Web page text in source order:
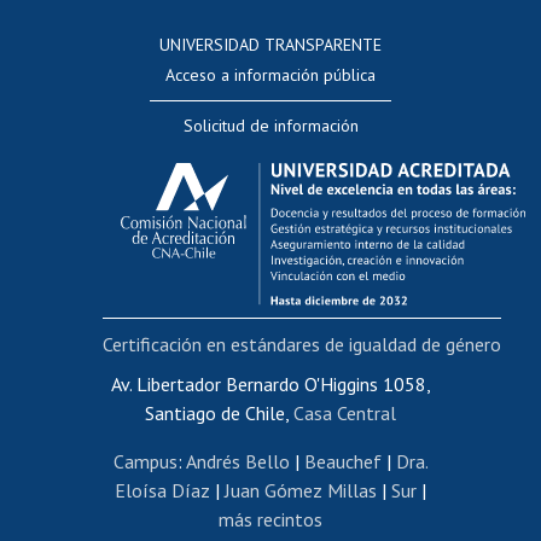
Evaluación docente
Calificación académica
Postulación al AUCAI
Funcionarias/os
Cursos internos de capacitación
Bienestar del personal
Portal de movilidad interna
Certificado de renta
Certificado de renta honorarios
Editar páginas blancas
Extranjeras/os
UNIVERSIDAD TRANSPARENTE
Acceso a información pública
Solicitud de información
Av. Libertador Bernardo O'Higgins 1058,
Santiago de Chile, Casa Central
Campus: Andrés Bello | Beauchef| Dra.
Eloísa Díaz |Juan Gómez Millas | Sur |
más recintos
Certificación en estándares de igualdad de género